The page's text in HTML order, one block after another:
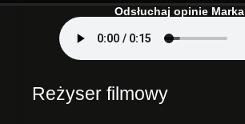
Odsłuchaj opinie Marka
Reżyser filmowy